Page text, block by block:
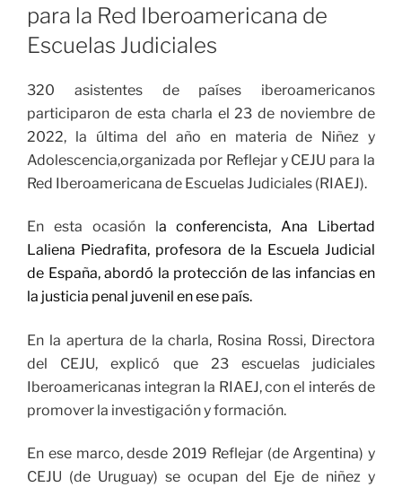
para la Red Iberoamericana de
Escuelas Judiciales
320 asistentes de países iberoamericanos
participaron de esta charla el 23 de noviembre de
2022, la última del año en materia de Niñez y
Adolescencia,organizada por Reflejar y CEJU para la
Red Iberoamericana de Escuelas Judiciales (RIAEJ).
En esta ocasión la conferencista, Ana Libertad
Laliena Piedrafita, profesora de la Escuela Judicial
de España, abordó la protección de las infancias en
la justicia penal juvenil en ese país.
En la apertura de la charla, Rosina Rossi, Directora
del CEJU, explicó que 23 escuelas judiciales
Iberoamericanas integran la RIAEJ, con el interés de
promover la investigación y formación.
En ese marco, desde 2019 Reflejar (de Argentina) y
CEJU (de Uruguay) se ocupan del Eje de niñez y